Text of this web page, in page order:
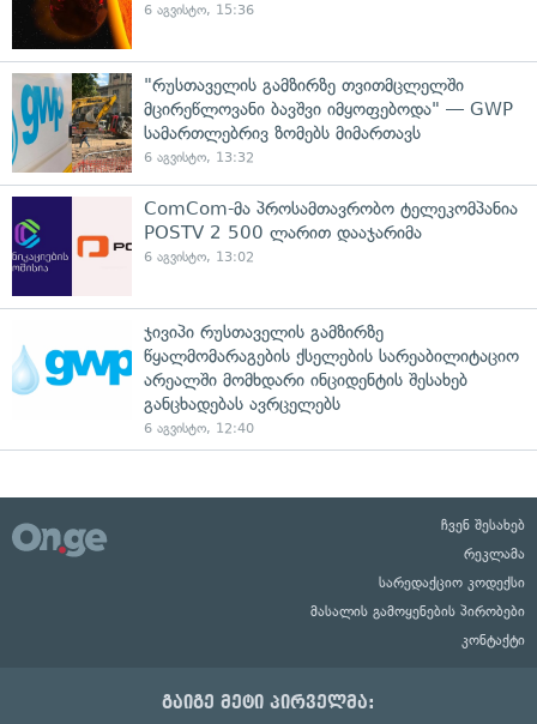
6 აგვისტო, 15:36
"რუსთაველის გამზირზე თვითმცლელში
მცირეწლოვანი ბავშვი იმყოფებოდა" — GWP
სამართლებრივ ზომებს მიმართავს
6 აგვისტო, 13:32
ComCom-მა პროსამთავრობო ტელეკომპანია
POSTV 2 500 ლარით დააჯარიმა
6 აგვისტო, 13:02
ჯივიპი რუსთაველის გამზირზე
წყალმომარაგების ქსელების სარეაბილიტაციო
არეალში მომხდარი ინციდენტის შესახებ
განცხადებას ავრცელებს
6 აგვისტო, 12:40
ჩვენ შესახებ
რეკლამა
სარედაქციო კოდექსი
მასალის გამოყენების პირობები
კონტაქტი
გაიგე მეტი პირველმა: